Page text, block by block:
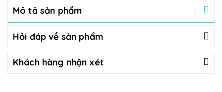
Mô tả sản phẩm
Hỏi đáp về sản phẩm
Khách hàng nhận xét